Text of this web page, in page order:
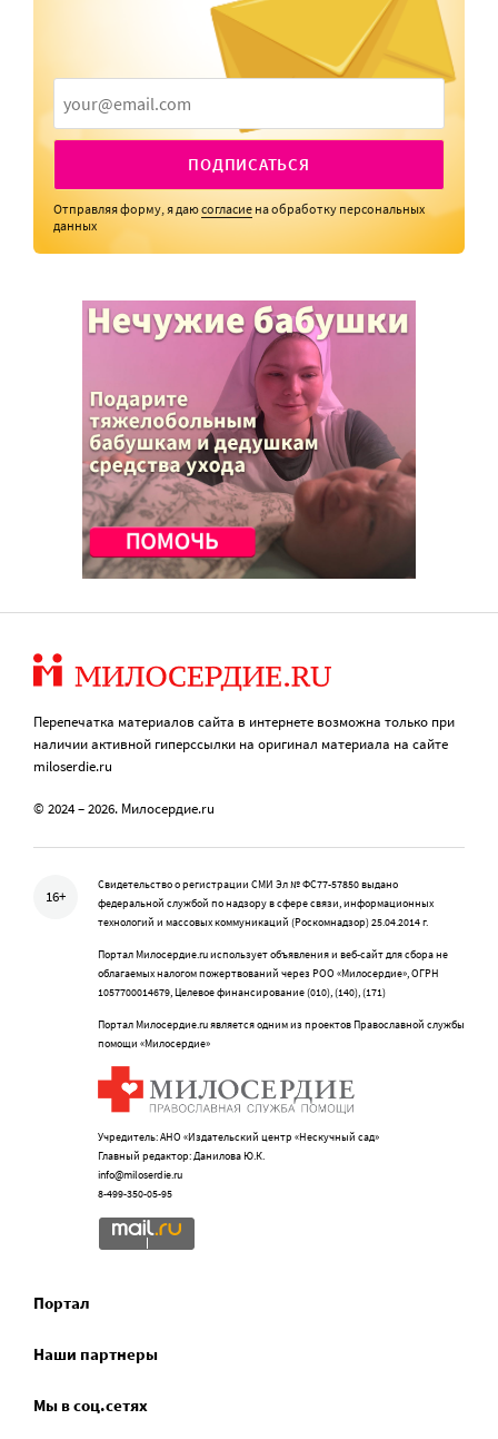
ПОДПИСАТЬСЯ
Отправляя форму, я даюсогласие на обработку персональных
данных
Перепечатка материалов сайта в интернете возможна только при
наличии активной гиперссылки на оригинал материала на сайте
miloserdie.ru
© 2024 – 2026. Милосердие.ru
16+
Свидетельство о регистрации СМИ Эл № ФС77-57850 выдано
федеральной службой по надзору в сфере связи, информационных
технологий и массовых коммуникаций (Роскомнадзор) 25.04.2014 г.
Портал Милосердие.ru использует объявления и веб-сайт для сбора не
облагаемых налогом пожертвований через РОО «Милосердие», ОГРН
1057700014679, Целевое финансирование (010), (140), (171)
Портал Милосердие.ru является одним из проектов Православной службы
помощи «Милосердие»
Учредитель: АНО «Издательский центр «Нескучный сад»
Главный редактор: Данилова Ю.К.
info@miloserdie.ru
8-499-350-05-95
Портал
Наши партнеры
Мы в соц.сетях